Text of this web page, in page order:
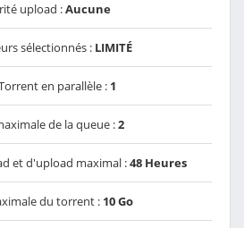
upload :Aucune
sélectionnés : LIMITÉ
en parallèle : 1
de la queue :2
et d'upload maximal :48 Heures
du torrent : 10 Go